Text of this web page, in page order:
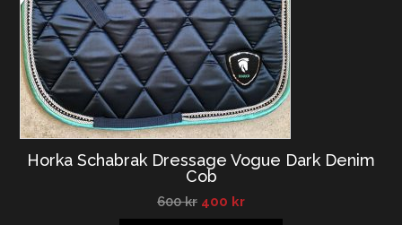
Horka Schabrak Dressage Vogue Dark Denim
Cob
600kr 400 kr